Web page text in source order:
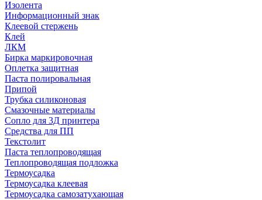
Изолента
Информационный знак
Клеевой стержень
Клей
ЛКМ
Бирка маркировочная
Оплетка защитная
Паста полировальная
Припой
Трубка силиконовая
Смазочные материалы
Сопло для 3Д принтера
Средства для ПП
Текстолит
Паста теплопроводящая
Теплопроводящая подложка
Термоусадка
Термоусадка клеевая
Термоусадка самозатухающая